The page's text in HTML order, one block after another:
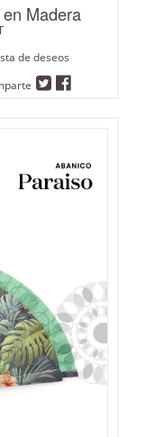
Madera
de deseos